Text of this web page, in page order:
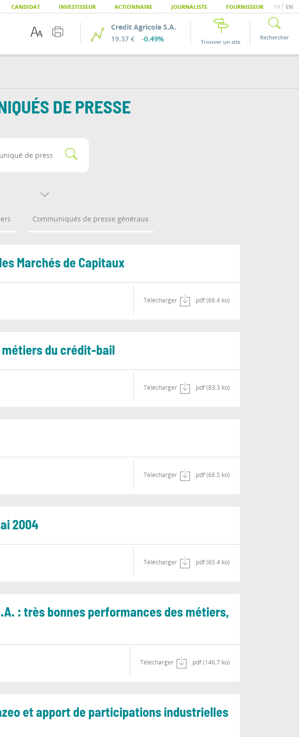
CANDIDAT INVESTISSEUR ACTIONNAIRE JOURNALISTE FOURNISSEUR FR EN
Credit Agricole S.A.
19.37 €
-0.49% Trouver un site
Rechercher
DE PRESSE
Communiqués de presse généraux
Marchés de Capitaux
Télécharger .pdf (66.4 ko)
du crédit-bail
Télécharger .pdf (83.3 ko)
Télécharger .pdf (66.5 ko)
2004
Télécharger .pdf (65.4 ko)
: très bonnes performances des métiers,
Télécharger .pdf (146.7 ko)
et apport de participations industrielles